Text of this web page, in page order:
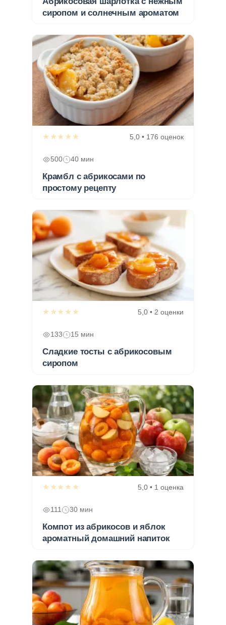
сиропом и солнечным ароматом
★★★★★ 5,0 • 176 оценок
500 40 мин
Крамбл с абрикосами по
простому рецепту
★★★★★ 5,0 • 2 оценки
133 15 мин
Сладкие тосты с абрикосовым
сиропом
★★★★★ 5,0 • 1 оценка
111 30 мин
Компот из абрикосов и яблок
ароматный домашний напиток